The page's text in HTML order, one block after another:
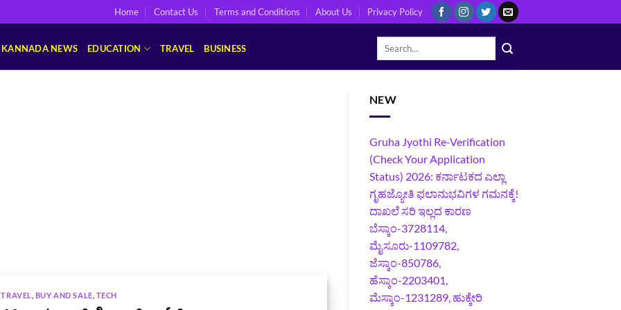
Home Contact Us Terms and Conditions About Us Privacy Policy
KANNADA NEWS EDUCATION TRAVEL BUSINESS
TRAVEL BUY AND SALE TECH
NEW
Gruha Jyothi Re-Verification
(Check Your Application
Status) 2026: ಕರ್ನಾಟಕದ ಎಲ್ಲಾ
ಗೃಹಜ್ಯೋತಿ ಫಲಾನುಭವಿಗಳ ಗಮನಕ್ಕೆ!
ದಾಖಲೆ ಸರಿ ಇಲ್ಲದ ಕಾರಣ
ಬೆಸ್ಕಾಂ-3728114,
ಮೈಸೂರು-1109782,
ಜೆಸ್ಕಾಂ-850786,
ಹೆಸ್ಕಾಂ-2203401,
ಮೆಸ್ಕಾಂ-1231289, ಹುಕ್ಕೇರಿ